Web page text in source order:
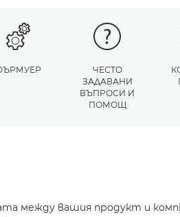
ЧЕСТО
ЗАДАВАНИ
ВЪПРОСИ И
ПОМОЩ
между вашия продукт и